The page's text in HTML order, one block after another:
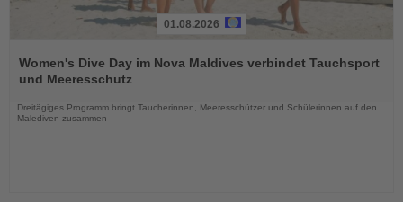
Sie
die
01.08.2026
Women's Dive Day im Nova Maldives verbindet Tauchsport
und Meeresschutz
Dreitägiges Programm bringt Taucherinnen, Meeresschützer und Schülerinnen auf den
Malediven zusammen